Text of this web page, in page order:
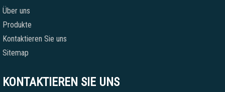
Über uns
Produkte
Kontaktieren Sie uns
Sitemap
KONTAKTIEREN SIE UNS